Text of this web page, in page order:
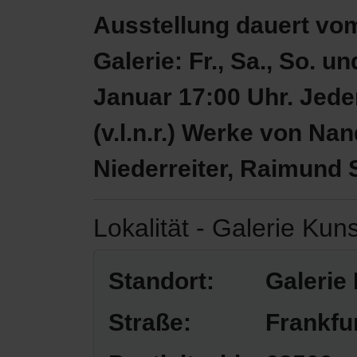
Ausstellung dauert
Galerie: Fr., Sa., So.
Januar 17:00 Uhr.
(v.l.n.r.) Werke von
Niederreiter, Raimund
Lokalität - Galerie
Standort:
Galerie
Straße: